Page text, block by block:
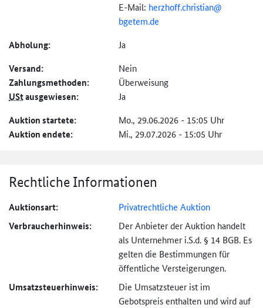
E-Mail: herzhoff.christian@
bgetem.de
Abholung: Ja
Versand: Nein
Zahlungs­methoden: Überweisung
UStausgewiesen: Ja
Auktion startete: Mo., 29.06.2026 - 15:05 Uhr
Auktion endete: Mi., 29.07.2026 - 15:05 Uhr
Rechtliche Informationen
Auktionsart: Privatrechtliche Auktion
Verbraucher­hinweis:
Der Anbieter der Auktion handelt
als Unternehmer i.S.d. § 14 BGB. Es
gelten die Bestimmungen für
öffentliche Versteigerungen.
Umsatzsteuer­hinweis:
Die Umsatzsteuer ist im
Gebotspreis enthalten und wird auf